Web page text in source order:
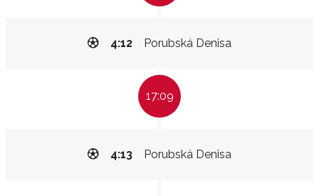
Porubská Denisa
4:12
17:09
Porubská Denisa
4:13